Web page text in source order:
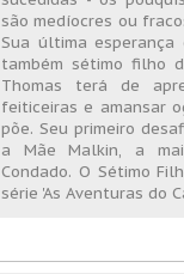
são medíocres ou
Sua última esperança
também sétimo filho
Thomas terá de
feiticeiras e amansar
põe. Seu primeiro
a Mãe Malkin, a
Condado. O Sétimo
série 'As Aventuras do